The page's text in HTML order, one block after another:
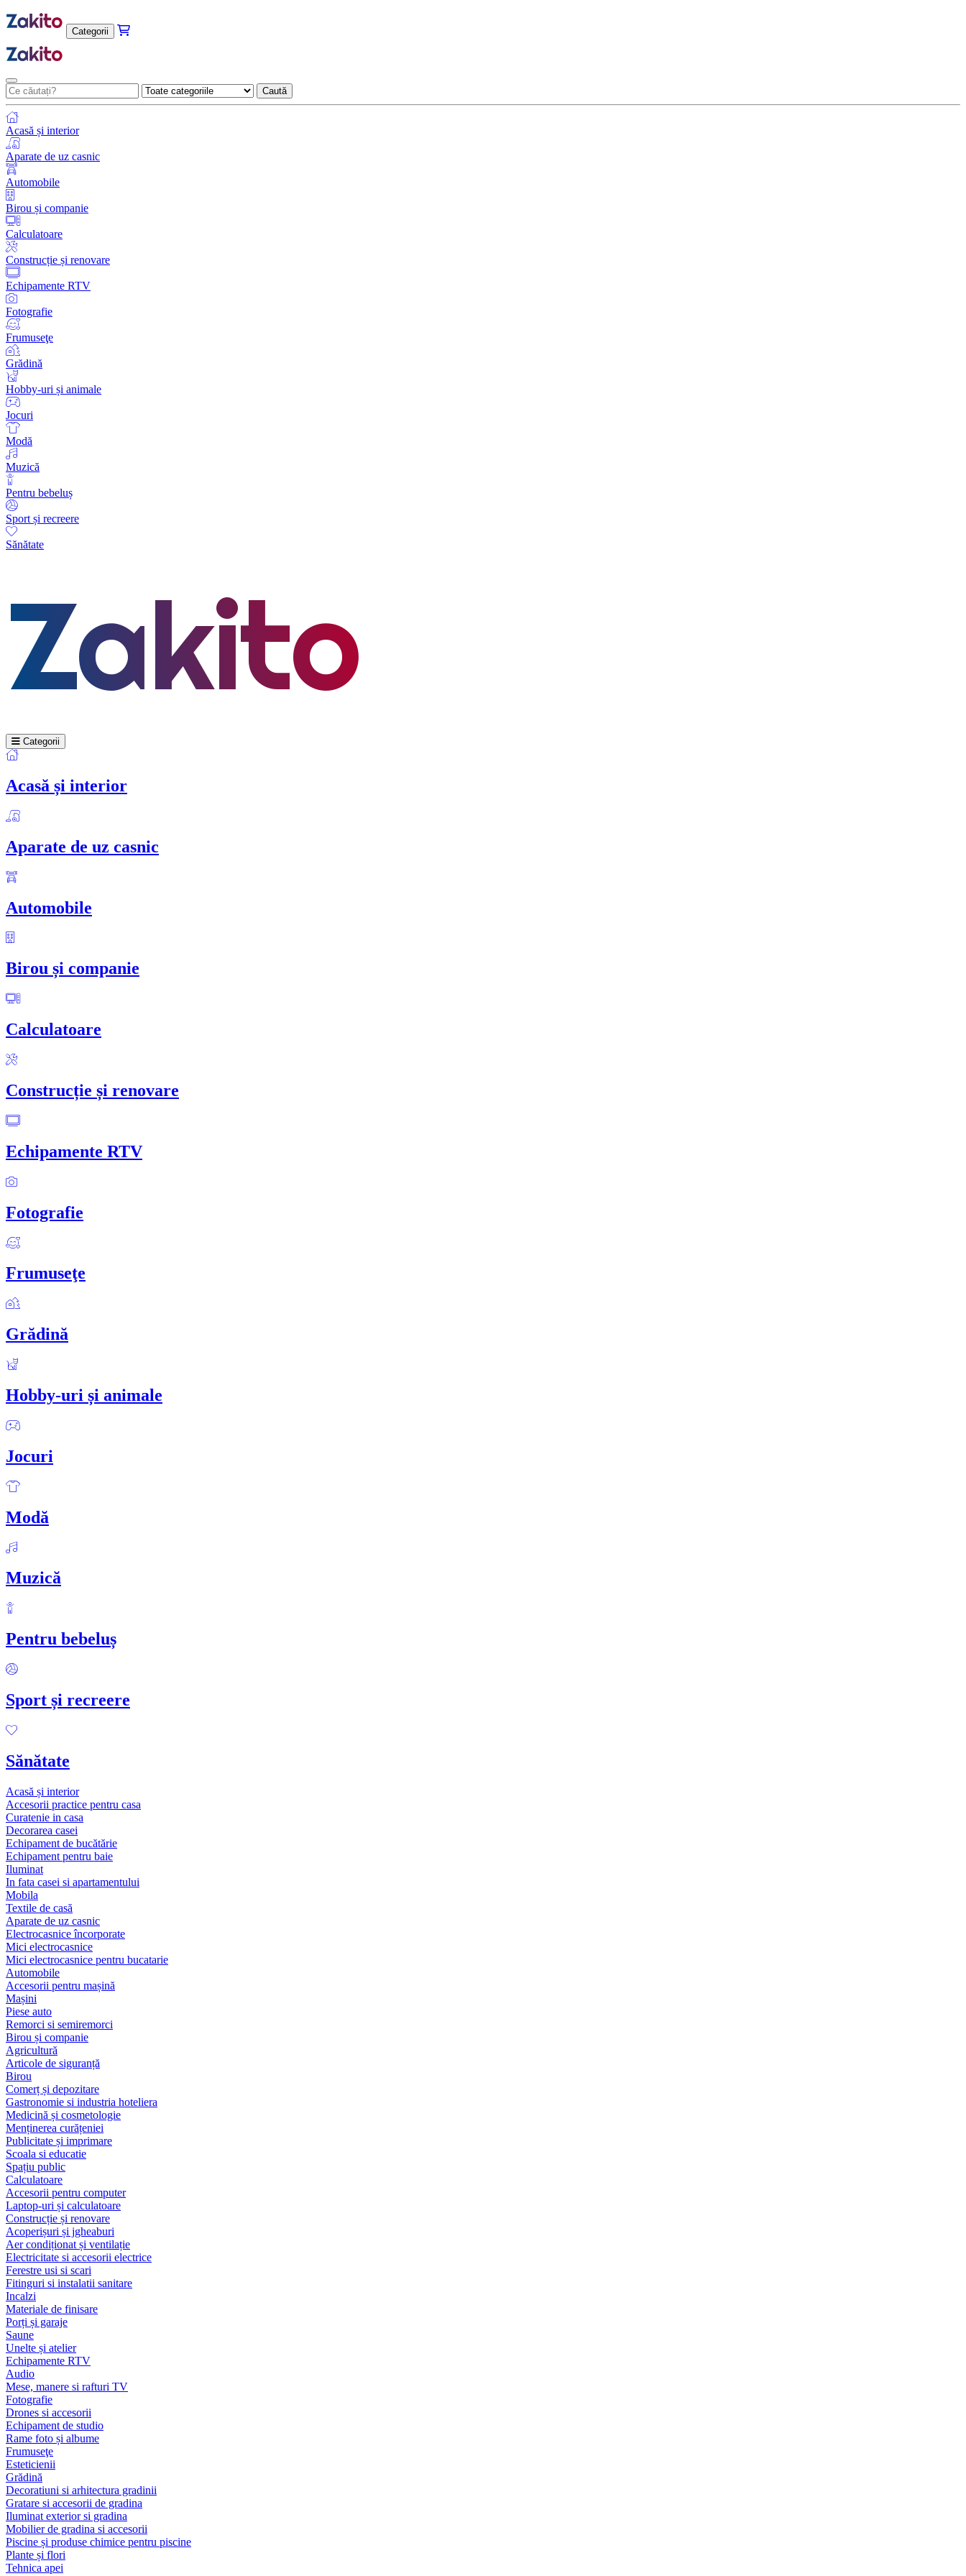
Categorii
Caută
Acasă și interior
Aparate de uz casnic
Automobile
Birou și companie
Calculatoare
Construcție și renovare
Echipamente RTV
Fotografie
Frumuseţe
Grădină
Hobby-uri și animale
Jocuri
Modă
Muzică
Pentru bebeluș
Sport și recreere
Sănătate
Categorii
Acasă și interior
Aparate de uz casnic
Automobile
Birou și companie
Calculatoare
Construcție și renovare
Echipamente RTV
Fotografie
Frumuseţe
Grădină
Hobby-uri și animale
Jocuri
Modă
Muzică
Pentru bebeluș
Sport și recreere
Sănătate
Acasă și interior
Accesorii practice pentru casa
Curatenie in casa
Decorarea casei
Echipament de bucătărie
Echipament pentru baie
Iluminat
In fata casei si apartamentului
Mobila
Textile de casă
Aparate de uz casnic
Electrocasnice încorporate
Mici electrocasnice
Mici electrocasnice pentru bucatarie
Automobile
Accesorii pentru mașină
Mașini
Piese auto
Remorci si semiremorci
Birou și companie
Agricultură
Articole de siguranță
Birou
Comerț și depozitare
Gastronomie si industria hoteliera
Medicină și cosmetologie
Menținerea curățeniei
Publicitate și imprimare
Scoala si educatie
Spațiu public
Calculatoare
Accesorii pentru computer
Laptop-uri și calculatoare
Construcție și renovare
Acoperișuri și jgheaburi
Aer condiționat și ventilație
Electricitate si accesorii electrice
Ferestre usi si scari
Fitinguri si instalatii sanitare
Incalzi
Materiale de finisare
Porți și garaje
Saune
Unelte și atelier
Echipamente RTV
Audio
Mese, manere si rafturi TV
Fotografie
Drones si accesorii
Echipament de studio
Rame foto și albume
Frumuseţe
Esteticienii
Grădină
Decoratiuni si arhitectura gradinii
Gratare si accesorii de gradina
Iluminat exterior si gradina
Mobilier de gradina si accesorii
Piscine și produse chimice pentru piscine
Plante și flori
Tehnica apei